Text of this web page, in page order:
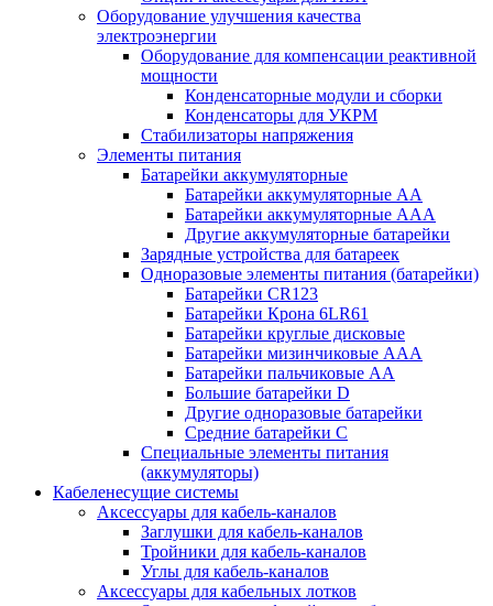
Оборудование улучшения качества
электроэнергии
Оборудование для компенсации реактивной
мощности
Конденсаторные модули и сборки
Конденсаторы для УКРМ
Стабилизаторы напряжения
Элементы питания
Батарейки аккумуляторные
Батарейки аккумуляторные АА
Батарейки аккумуляторные ААА
Другие аккумуляторные батарейки
Зарядные устройства для батареек
Одноразовые элементы питания (батарейки)
Батарейки CR123
Батарейки Крона 6LR61
Батарейки круглые дисковые
Батарейки мизинчиковые ААА
Батарейки пальчиковые АА
Большие батарейки D
Другие одноразовые батарейки
Средние батарейки C
Специальные элементы питания
(аккумуляторы)
Кабеленесущие системы
Аксессуары для кабель-каналов
Заглушки для кабель-каналов
Тройники для кабель-каналов
Углы для кабель-каналов
Аксессуары для кабельных лотков